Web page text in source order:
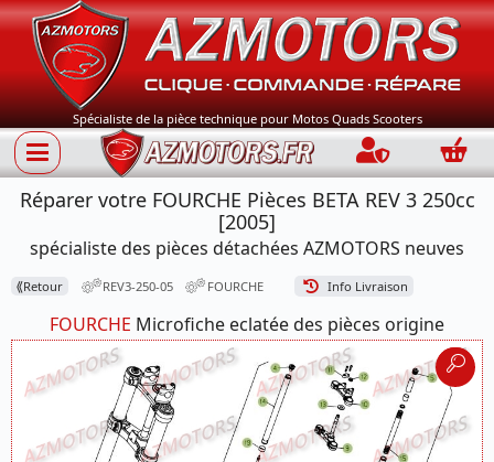
Spécialiste de la pièce technique pour Motos Quads Scooters
Connection
Réparer votre FOURCHE Pièces BETA REV 3 250cc
[2005]
spécialiste des pièces détachées AZMOTORS neuves
⟪Retour REV3-250-05 FOURCHE Info Livraison
FOURCHE Microfiche eclatée des pièces origine